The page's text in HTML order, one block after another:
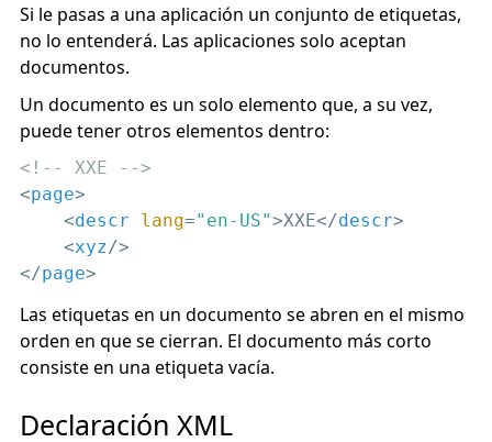
Si le pasas a una aplicación un conjunto de etiquetas,
no lo entenderá. Las aplicaciones solo aceptan
documentos.
Un documento es un solo elemento que, a su vez,
puede tener otros elementos dentro:
<!-- XXE -->
<page>
<descr lang="en-US">XXE</descr>
<xyz/>
</page>
Las etiquetas en un documento se abren en el mismo
orden en que se cierran. El documento más corto
consiste en una etiqueta vacía.
Declaración XML